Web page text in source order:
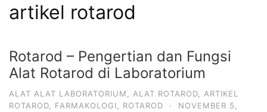
artikel rotarod
Rotarod – Pengertian dan Fungsi
Alat Rotarod di Laboratorium
ALAT ALAT LABORATORIUM ALAT ROTAROD
ARTIKEL
ROTAROD
FARMAKOLOGI ROTAROD ·
NOVEMBER 5,